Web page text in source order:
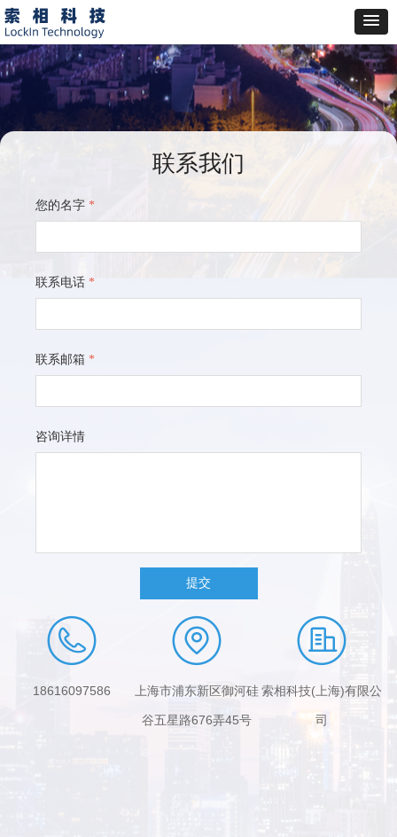
联系我们
18616097586 上海市浦东新区御河硅
谷五星路676弄45号
索相科技(上海)有限公
司
您的名字 *
联系电话 *
联系邮箱 *
咨询详情
提交